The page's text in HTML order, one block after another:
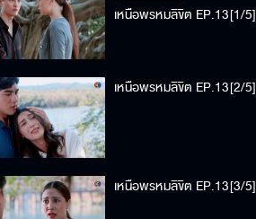
เหนือพรหมลิขิต EP.13[1/5]
เหนือพรหมลิขิต EP.13[2/5]
เหนือพรหมลิขิต EP.13[3/5]